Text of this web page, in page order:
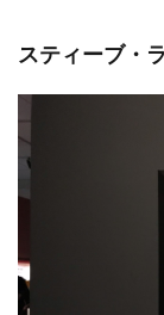
スティーブ・